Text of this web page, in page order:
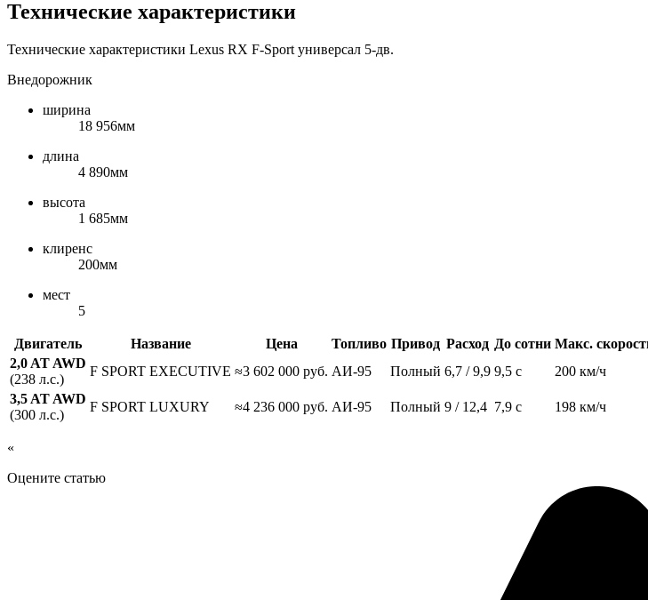
Технические характеристики
Технические характеристики Lexus RX F-Sport универсал 5-дв.
Внедорожник
ширина
18 956мм
длина
4 890мм
высота
1 685мм
клиренс
200мм
мест
5
Двигатель Название Цена Топливо Привод Расход До сотни Макс.
2,0 AT AWD
(238 л.с.)
F SPORT EXECUTIVE ≈3 602 000 руб. АИ-95 Полный 6,7 / 9,9 9,5 с
200 км/ч
3,5 AT AWD
(300 л.с.)
F SPORT LUXURY ≈4 236 000 руб. АИ-95 Полный 9 / 12,4 7,9 с 198 км/ч
«
Оцените статью